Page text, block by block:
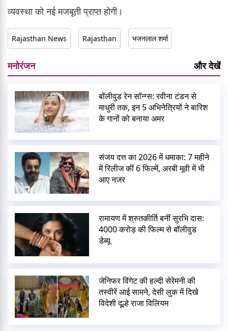
व्यवस्था को नई मजबूती प्राप्त होगी।
Rajasthan News Rajasthan भजनलाल शर्मा
मनोरंजन और देखें
बॉलीवुड रेन सॉन्ग्स: रवीना टंडन से
माधुरी तक, इन 5 अभिनेत्रियों ने बारिश
के गानों को बनाया अमर
संजय दत्त का 2026 में धमाका: 7 महीने
में रिलीज कीं 6 फिल्में, अरबी मूवी में भी
आए नजर
रामायण में श्रुतकीर्ति बनीं सुरभि दास:
4000 करोड़ की फिल्म से बॉलीवुड
डेब्यू
जेनिफर विंगेट की हल्दी सेरेमनी की
तस्वीरें आई सामने, देसी लुक में दिखे
विदेशी दूल्हे राजा विलियम